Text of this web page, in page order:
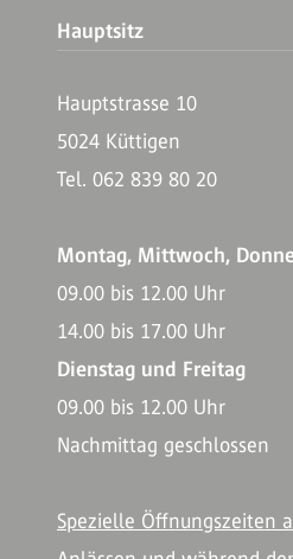
Hauptsitz
Hauptstrasse 10
5024 Küttigen
Tel. 062 839 80 20
Montag, Mittwoch,
09.00 bis 12.00 Uhr
14.00 bis 17.00 Uhr
Dienstag und Freitag
09.00 bis 12.00 Uhr
Nachmittag geschlossen
Spezielle Öffnungszeiten